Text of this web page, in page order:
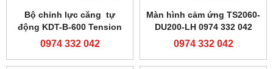
Bộ chỉnh lực căng tự
động KDT-B-600 Tension
controller-0974332042
0974 332 042
Màn hình cảm ứng TS2060-
DU200-LH 0974 332 042
0974 332 042